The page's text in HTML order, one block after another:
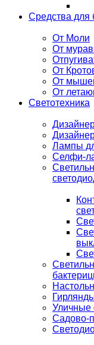
Средства для
От Моли
От
От
От
От
Светотехника
Лампы
Селфи-
Уличные
Садово-